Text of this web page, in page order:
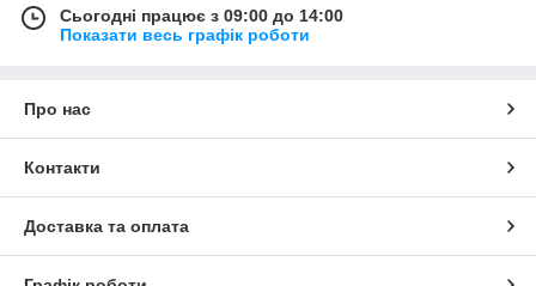
Сьогодні працює з 09:00 до 14:00
Показати весь графік роботи
Про нас
Контакти
Доставка та оплата